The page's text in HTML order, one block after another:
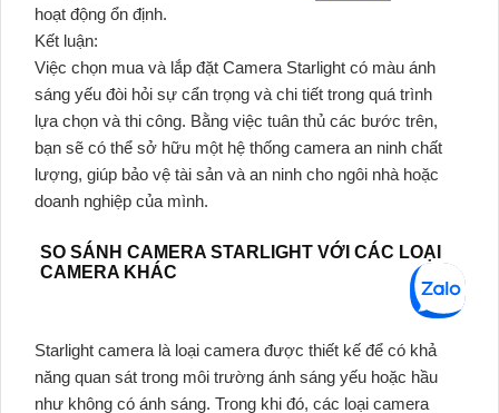
hoạt động ổn định.
Kết luận:
Việc chọn mua và lắp đặt Camera Starlight có màu ánh
sáng yếu đòi hỏi sự cẩn trọng và chi tiết trong quá trình
lựa chọn và thi công. Bằng việc tuân thủ các bước trên,
bạn sẽ có thể sở hữu một hệ thống camera an ninh chất
lượng, giúp bảo vệ tài sản và an ninh cho ngôi nhà hoặc
doanh nghiệp của mình.
SO SÁNH CAMERA STARLIGHT VỚI CÁC LOẠI
CAMERA KHÁC
Starlight camera là loại camera được thiết kế để có khả
năng quan sát trong môi trường ánh sáng yếu hoặc hầu
như không có ánh sáng. Trong khi đó, các loại camera